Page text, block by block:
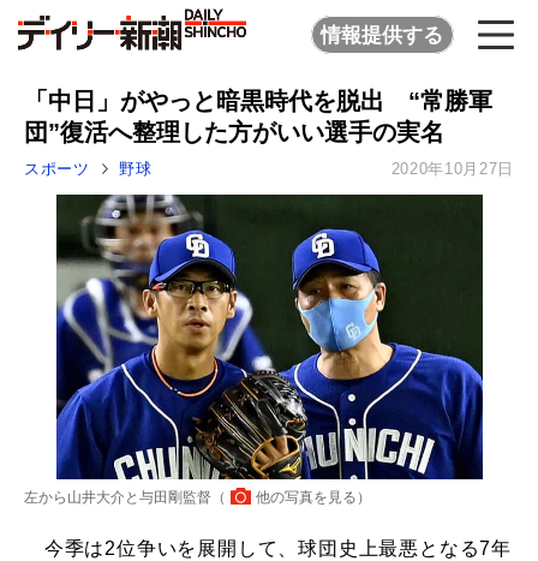
情報提供する
「中日」がやっと暗黒時代を脱出 “常勝軍
団”復活へ整理した方がいい選手の実名
スポーツ 野球 2020年10月27日
左から山井大介と与田剛監督（ 他の写真を見る ）
今季は2位争いを展開して、球団史上最悪となる7年